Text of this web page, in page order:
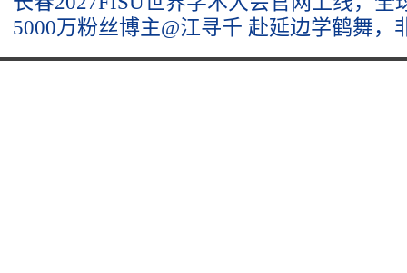
5000万粉丝博主@江寻千 赴延边学鹤舞，